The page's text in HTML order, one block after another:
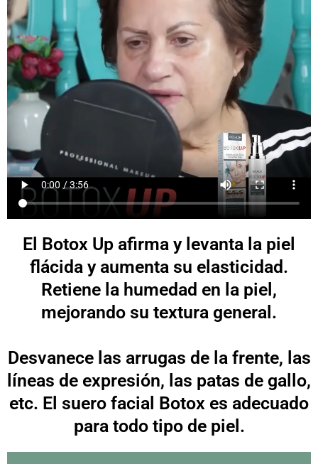
El Botox Up afirma y levanta la piel
flácida y aumenta su elasticidad.
Retiene la humedad en la piel,
mejorando su textura general.
Desvanece las arrugas de la frente, las
líneas de expresión, las patas de gallo,
etc. El suero facial Botox es adecuado
para todo tipo de piel.